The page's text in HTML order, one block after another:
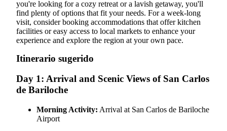
you're looking for a cozy retreat or a lavish getaway, you'll
find plenty of options that fit your needs. For a week-long
visit, consider booking accommodations that offer kitchen
facilities or easy access to local markets to enhance your
experience and explore the region at your own pace.
Itinerario sugerido
Day 1: Arrival and Scenic Views of San Carlos
de Bariloche
Morning Activity: Arrival at San Carlos de Bariloche
Airport